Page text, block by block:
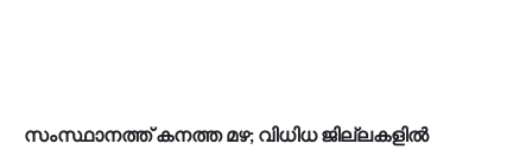
സംസ്ഥാനത്ത് കനത്ത മഴ; വിധിധ ജില്ലകളില്‍